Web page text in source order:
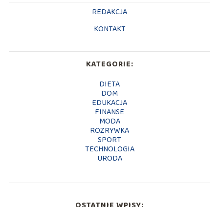
REDAKCJA
KONTAKT
KATEGORIE:
DIETA
DOM
EDUKACJA
FINANSE
MODA
ROZRYWKA
SPORT
TECHNOLOGIA
URODA